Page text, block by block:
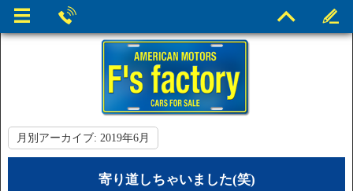
月別アーカイブ: 2019年6月
寄り道しちゃいました(笑)